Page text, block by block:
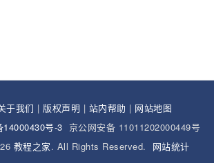
于我们 | 版权声明 | 站内帮助 | 网站地图
14000430号-3 京公网安备 11011202000449号
教程之家. All Rights Reserved. 网站统计